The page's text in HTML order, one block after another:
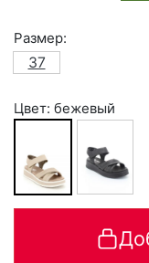
Размер:
37
Цвет: бежевый